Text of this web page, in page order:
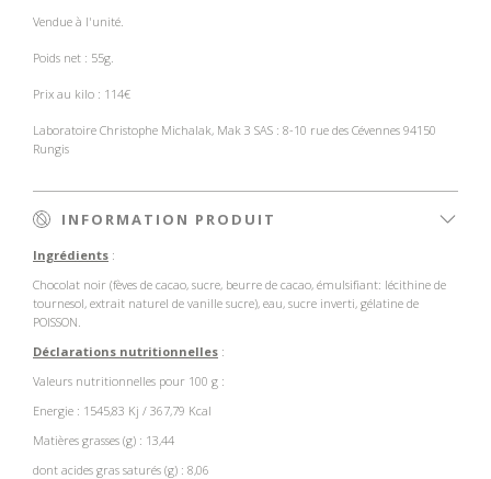
Vendue à l'unité.
Poids net : 55g.
Prix au kilo : 114€
Laboratoire Christophe Michalak, Mak 3 SAS : 8-10 rue des Cévennes 94150
Rungis
INFORMATION PRODUIT
Ingrédients :
Chocolat noir (fèves de cacao, sucre, beurre de cacao, émulsifiant: lécithine de
tournesol, extrait naturel de vanille sucre), eau, sucre inverti, gélatine de
POISSON.
Déclarations nutritionnelles :
Valeurs nutritionnelles pour 100 g :
Energie : 1545,83 Kj / 367,79 Kcal
Matières grasses (g) : 13,44
dont acides gras saturés (g) : 8,06